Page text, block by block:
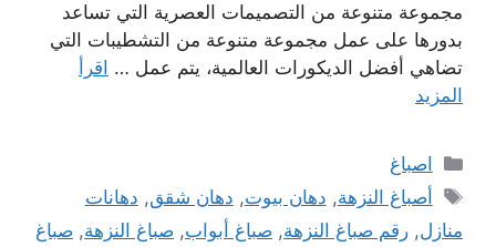
مجموعة متنوعة من التصميمات العصرية التي تساعد
بدورها على عمل مجموعة متنوعة من التشطيبات التي
تضاهي أفضل الديكورات العالمية، يتم عمل … اقرأ
المزيد
التصنيفات
اصباغ
الوسوم
أصباغ النزهة, دهان بيوت, دهان شقق, دهانات
منازل, رقم صباغ النزهة, صباغ أبواب, صباغ النزهة, صباغ